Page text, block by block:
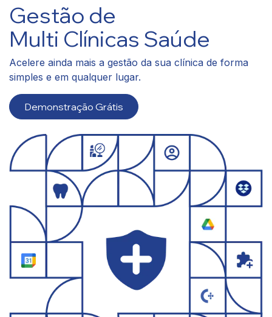
Gestão de
Multi Clínicas Saúde
Acelere ainda mais a gestão da sua clínica de forma
simples e em qualquer lugar.
Demonstração Grátis